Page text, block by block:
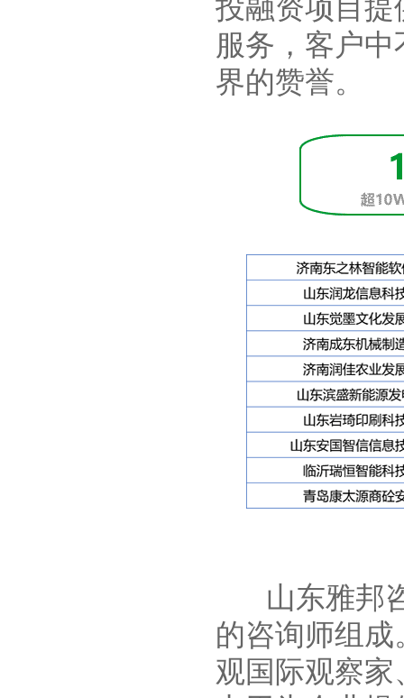
投融资项目
服务，客户
界的赞誉。
山东雅邦咨
的咨询师组
观国际观察